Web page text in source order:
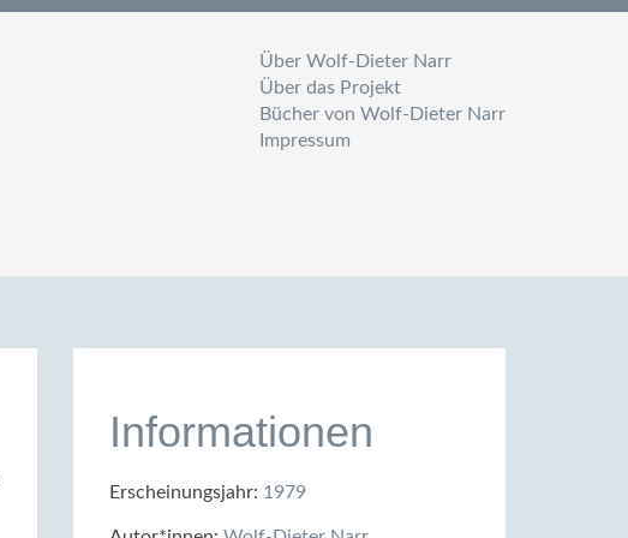
Über Wolf-Dieter Narr
Über das Projekt
Bücher von Wolf-Dieter Narr
Impressum
Informationen
Erscheinungsjahr: 1979